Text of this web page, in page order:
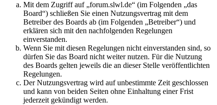
Mit dem Zugriff auf „forum.slwl.de“ (im Folgenden „das
Board“) schließen Sie einen Nutzungsvertrag mit dem
Betreiber des Boards ab (im Folgenden „Betreiber“) und
erklären sich mit den nachfolgenden Regelungen
einverstanden.
Wenn Sie mit diesen Regelungen nicht einverstanden sind, so
dürfen Sie das Board nicht weiter nutzen. Für die Nutzung
des Boards gelten jeweils die an dieser Stelle veröffentlichten
Regelungen.
Der Nutzungsvertrag wird auf unbestimmte Zeit geschlossen
und kann von beiden Seiten ohne Einhaltung einer Frist
jederzeit gekündigt werden.